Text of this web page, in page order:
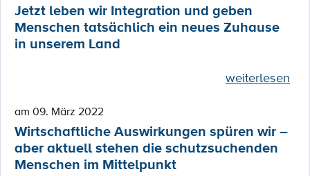
Jetzt leben wir Integration und geben
Menschen tatsächlich ein neues Zuhause
in unserem Land
weiterlesen
am 09. März 2022
Wirtschaftliche Auswirkungen spüren wir –
aber aktuell stehen die schutzsuchenden
Menschen im Mittelpunkt